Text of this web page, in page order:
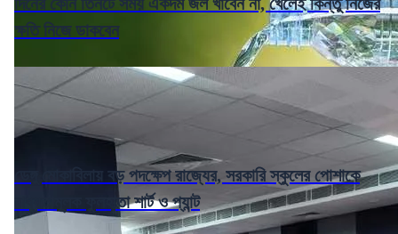
ক্ষতি নিজে ডাকবেন
ডেঙ্গু মোকাবিলায় বড় পদক্ষেপ রাজ্যের, সরকারি স্কুলের পোশাকে
বাধ্যতামূলক ফুলহাতা শার্ট ও প্যান্ট